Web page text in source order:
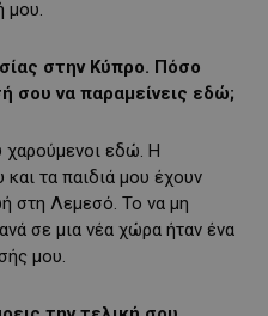
μου.
στην Κύπρο. Πόσο
σου να παραμείνεις εδώ;
χαρούμενοι εδώ. Η
τα παιδιά μου έχουν
στη Λεμεσό. Το να μη
σε μια νέα χώρα ήταν ένα
μου.